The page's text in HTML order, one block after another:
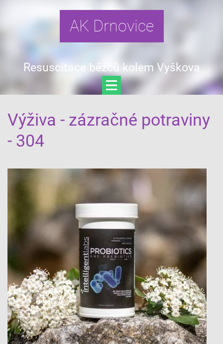
AK Drnovice
Resuscitace běžců kolem Vyškova
Výživa - zázračné potraviny
- 304